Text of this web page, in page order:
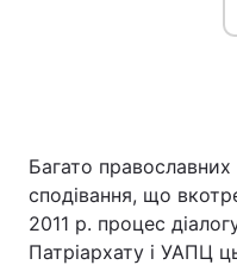
Багато
сподівання, що
2011 р. процес
Патріархату і УАПЦ